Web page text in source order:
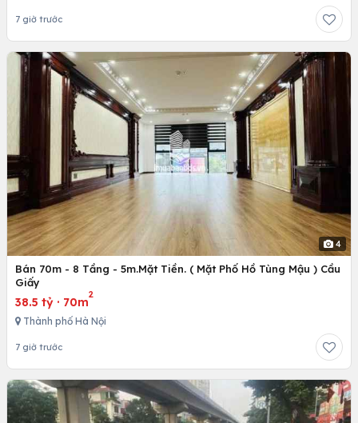
7 giờ trước
4
Bán 70m - 8 Tầng - 5m.Mặt Tiền. ( Mặt Phố Hồ Tùng Mậu ) Cầu
Giấy
38.5 tỷ · 70m
2
Thành phố Hà Nội
7 giờ trước